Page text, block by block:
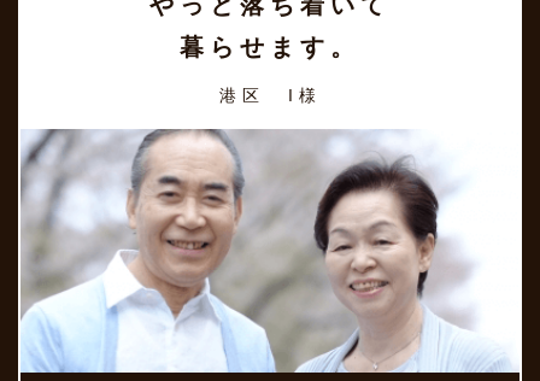
暮らせます。
港区 I様